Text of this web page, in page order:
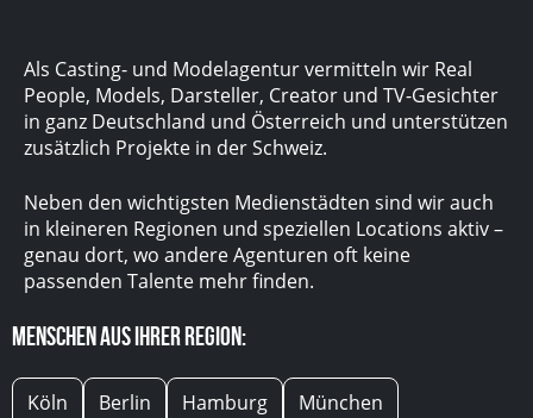
Als Casting- und Modelagentur vermitteln wir Real
People, Models, Darsteller, Creator und TV-Gesichter
in ganz Deutschland und Österreich und unterstützen
zusätzlich Projekte in der Schweiz.
Neben den wichtigsten Medienstädten sind wir auch
in kleineren Regionen und speziellen Locations aktiv –
genau dort, wo andere Agenturen oft keine
passenden Talente mehr finden.
Menschen aus Ihrer Region:
Köln Berlin Hamburg
München